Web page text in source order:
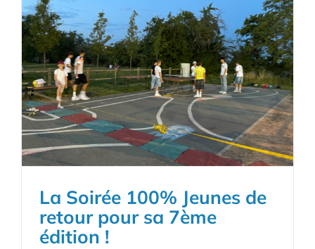
La Soirée 100% Jeunes de
retour pour sa 7ème
édition !